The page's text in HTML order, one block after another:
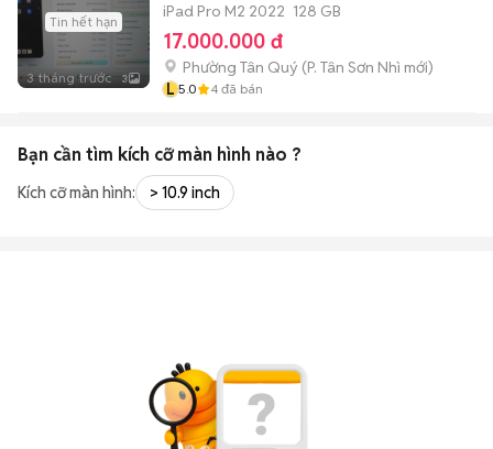
Tin hết hạn
3 tháng trước 3
iPad Pro M2 2022 128 GB
17.000.000 đ
Phường Tân Quý (P. Tân Sơn Nhì mới)
L 5.0 4 đã bán
Bạn cần tìm kích cỡ màn hình nào ?
Kích cỡ màn hình: > 10.9 inch